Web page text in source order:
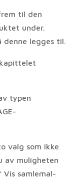
til den
under.
denne legges til.
typen
valg som ikke
av muligheten
Vis samlemal-